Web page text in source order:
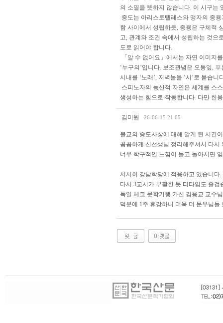
의 소멸을 뜻하지 않습니다. 이 시구는
중도는 아리스토텔레스와 맹자의 중
함 사이에서 성립하듯, 중용은 구체적
고, 관계와 조건 속에서 성립하는 것으
도로 읽어야 합니다.
「알 수 없어요」에서는 자연 이미지
‘누구의’입니다. 보조관념은 오동잎,
시내를 ‘노래’, 저녁놀을 ‘시’로 묻습
스피노자의 능산적 자연은 세계를 스
생성하는 힘으로 작동합니다. 다만 한
김미원 26-06-15 21:05
불교의 중도사상에 대해 알게 된 시간
꼼꼼하게 신선생님 정리해주셔서 다시
너무 학구적인 느낌이 들고 돌아서면
서서히 강남학당에 적응하고 있습니다.
다시 3교시가 부활한 듯 티타임도 즐겁
독일 체코 문학기행 가신 김응교 교수
덕분에 1주 휴강하니 더욱 더 문우님들